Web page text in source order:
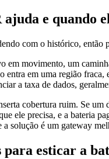
e quando
com o histórico, então
em movimento, um
entra em uma região
a taxa de dados,
cobertura ruim. Se um
ele precisa, e a bateria
a solução é um gateway
para esticar a